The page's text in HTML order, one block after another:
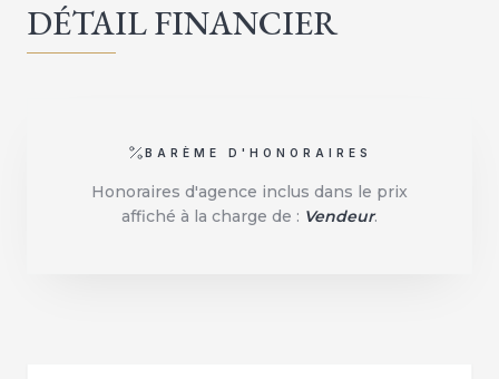
DÉTAIL FINANCIER
BARÈME D'HONORAIRES
Honoraires d'agence inclus dans le prix
affiché à la charge de : Vendeur.